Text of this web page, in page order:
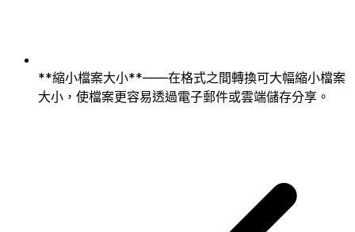
**縮小檔案大小**——在格式之間轉換可大幅縮小檔案
大小，使檔案更容易透過電子郵件或雲端儲存分享。